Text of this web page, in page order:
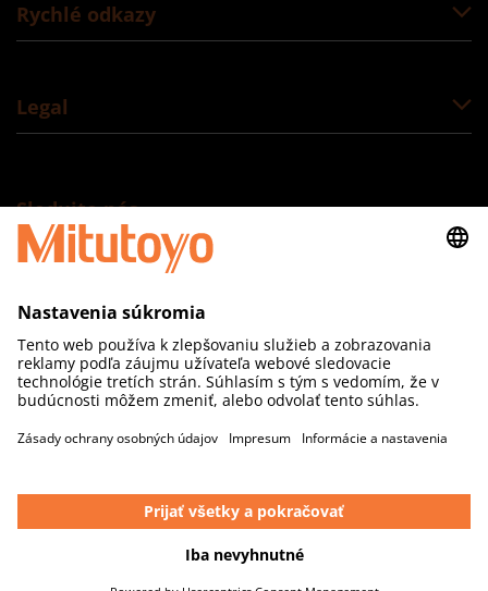
Rychlé odkazy
Legal
Sledujte nás
Mitutoyo Česko s.r.o., organizačná zložka
Šoltésovej 346/1
017 01 Považská Bystrica
E-mail: info@mitutoyo.sk